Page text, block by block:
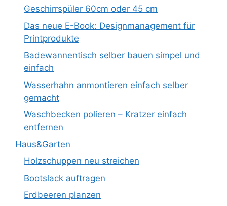
Geschirrspüler 60cm oder 45 cm
Das neue E-Book: Designmanagement für
Printprodukte
Badewannentisch selber bauen simpel und
einfach
Wasserhahn anmontieren einfach selber
gemacht
Waschbecken polieren – Kratzer einfach
entfernen
Haus&Garten
Holzschuppen neu streichen
Bootslack auftragen
Erdbeeren planzen